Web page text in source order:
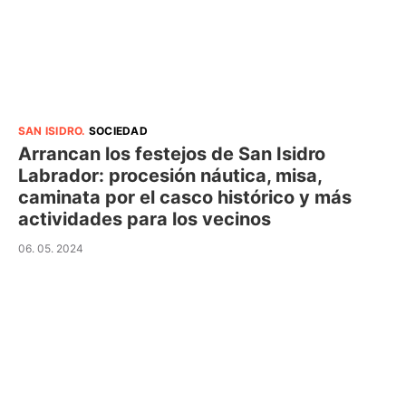
SAN ISIDRO. SOCIEDAD
Arrancan los festejos de San Isidro
Labrador: procesión náutica, misa,
caminata por el casco histórico y más
actividades para los vecinos
06. 05. 2024